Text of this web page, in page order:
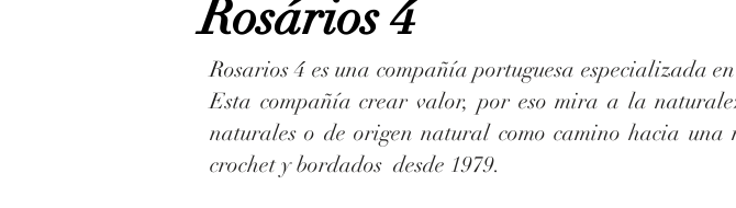
Rosários 4
Rosarios 4 es una compañía portuguesa especializada
Esta compañía crear valor, por eso mira a la
naturales o de origen natural como camino hacia
crochet y bordados desde 1979.